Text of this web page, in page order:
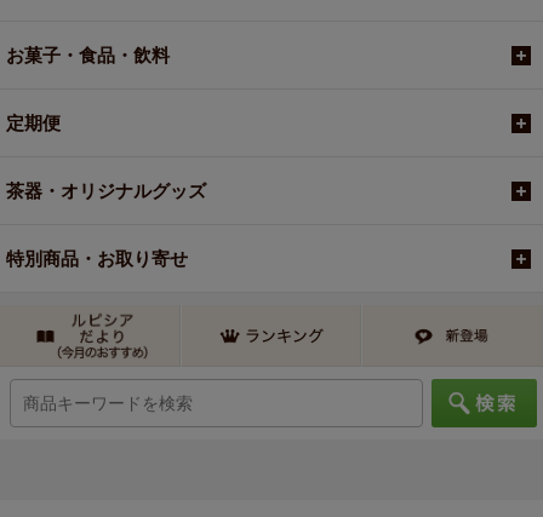
お菓子・食品・飲料
定期便
茶器・オリジナルグッズ
特別商品・お取り寄せ